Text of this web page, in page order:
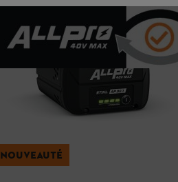
NOUVEAUTÉ